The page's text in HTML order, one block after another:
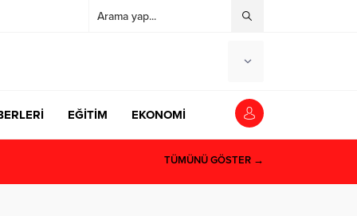
EĞİTİM EKONOMİ
TÜMÜNÜ GÖSTER →